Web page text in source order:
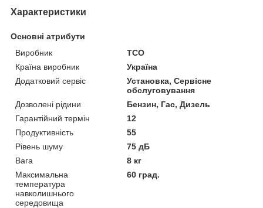
Характеристики
Основні атрибути
Виробник
ТСО
Країна виробник
Україна
Додатковий сервіс
Установка, Сервісне
обслуговування
Дозволені рідини
Бензин, Гас, Дизель
Гарантійний термін
12
Продуктивність
55
Рівень шуму
75 дБ
Вага
8 кг
Максимальна
температура
навколишнього
середовища
60 град.